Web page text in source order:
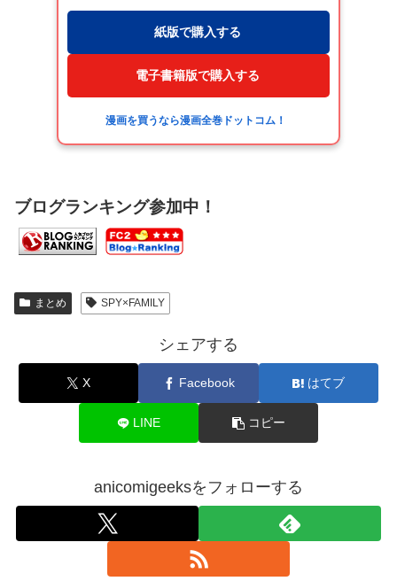
紙版で購入する
電子書籍版で購入する
漫画を買うなら漫画全巻ドットコム！
ブログランキング参加中！
まとめ SPY×FAMILY
シェアする
X Facebook はてブ
LINE コピー
anicomigeeksをフォローする